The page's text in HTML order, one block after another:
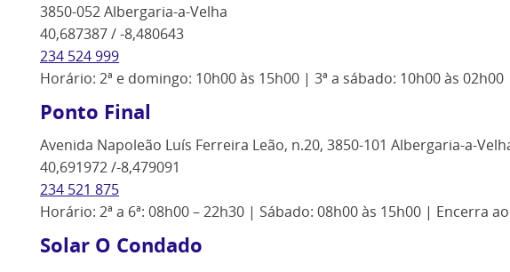
3850-052 Albergaria-a-Velha
40,687387 / -8,480643
234 524 999
Horário: 2ª e domingo: 10h00 às 15h00 | 3ª a sábado: 10h00 às 02h00
Ponto Final
Avenida Napoleão Luís Ferreira Leão, n.20, 3850-101 Albergaria-a-
40,691972 /-8,479091
234 521 875
Horário: 2ª a 6ª: 08h00 – 22h30 | Sábado: 08h00 às 15h00 | Encerra
Solar O Condado